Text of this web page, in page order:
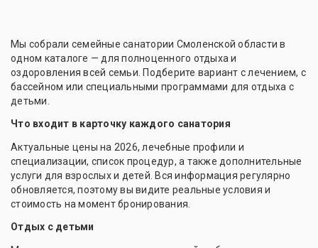
Мы собрали семейные санатории Смоленской области в
одном каталоге — для полноценного отдыха и
оздоровления всей семьи. Подберите вариант с лечением, с
бассейном или специальными программами для отдыха с
детьми.
Что входит в карточку каждого санатория
Актуальные цены на 2026, лечебные профили и
специализации, список процедур, а также дополнительные
услуги для взрослых и детей. Вся информация регулярно
обновляется, поэтому вы видите реальные условия и
стоимость на момент бронирования.
Отдых с детьми